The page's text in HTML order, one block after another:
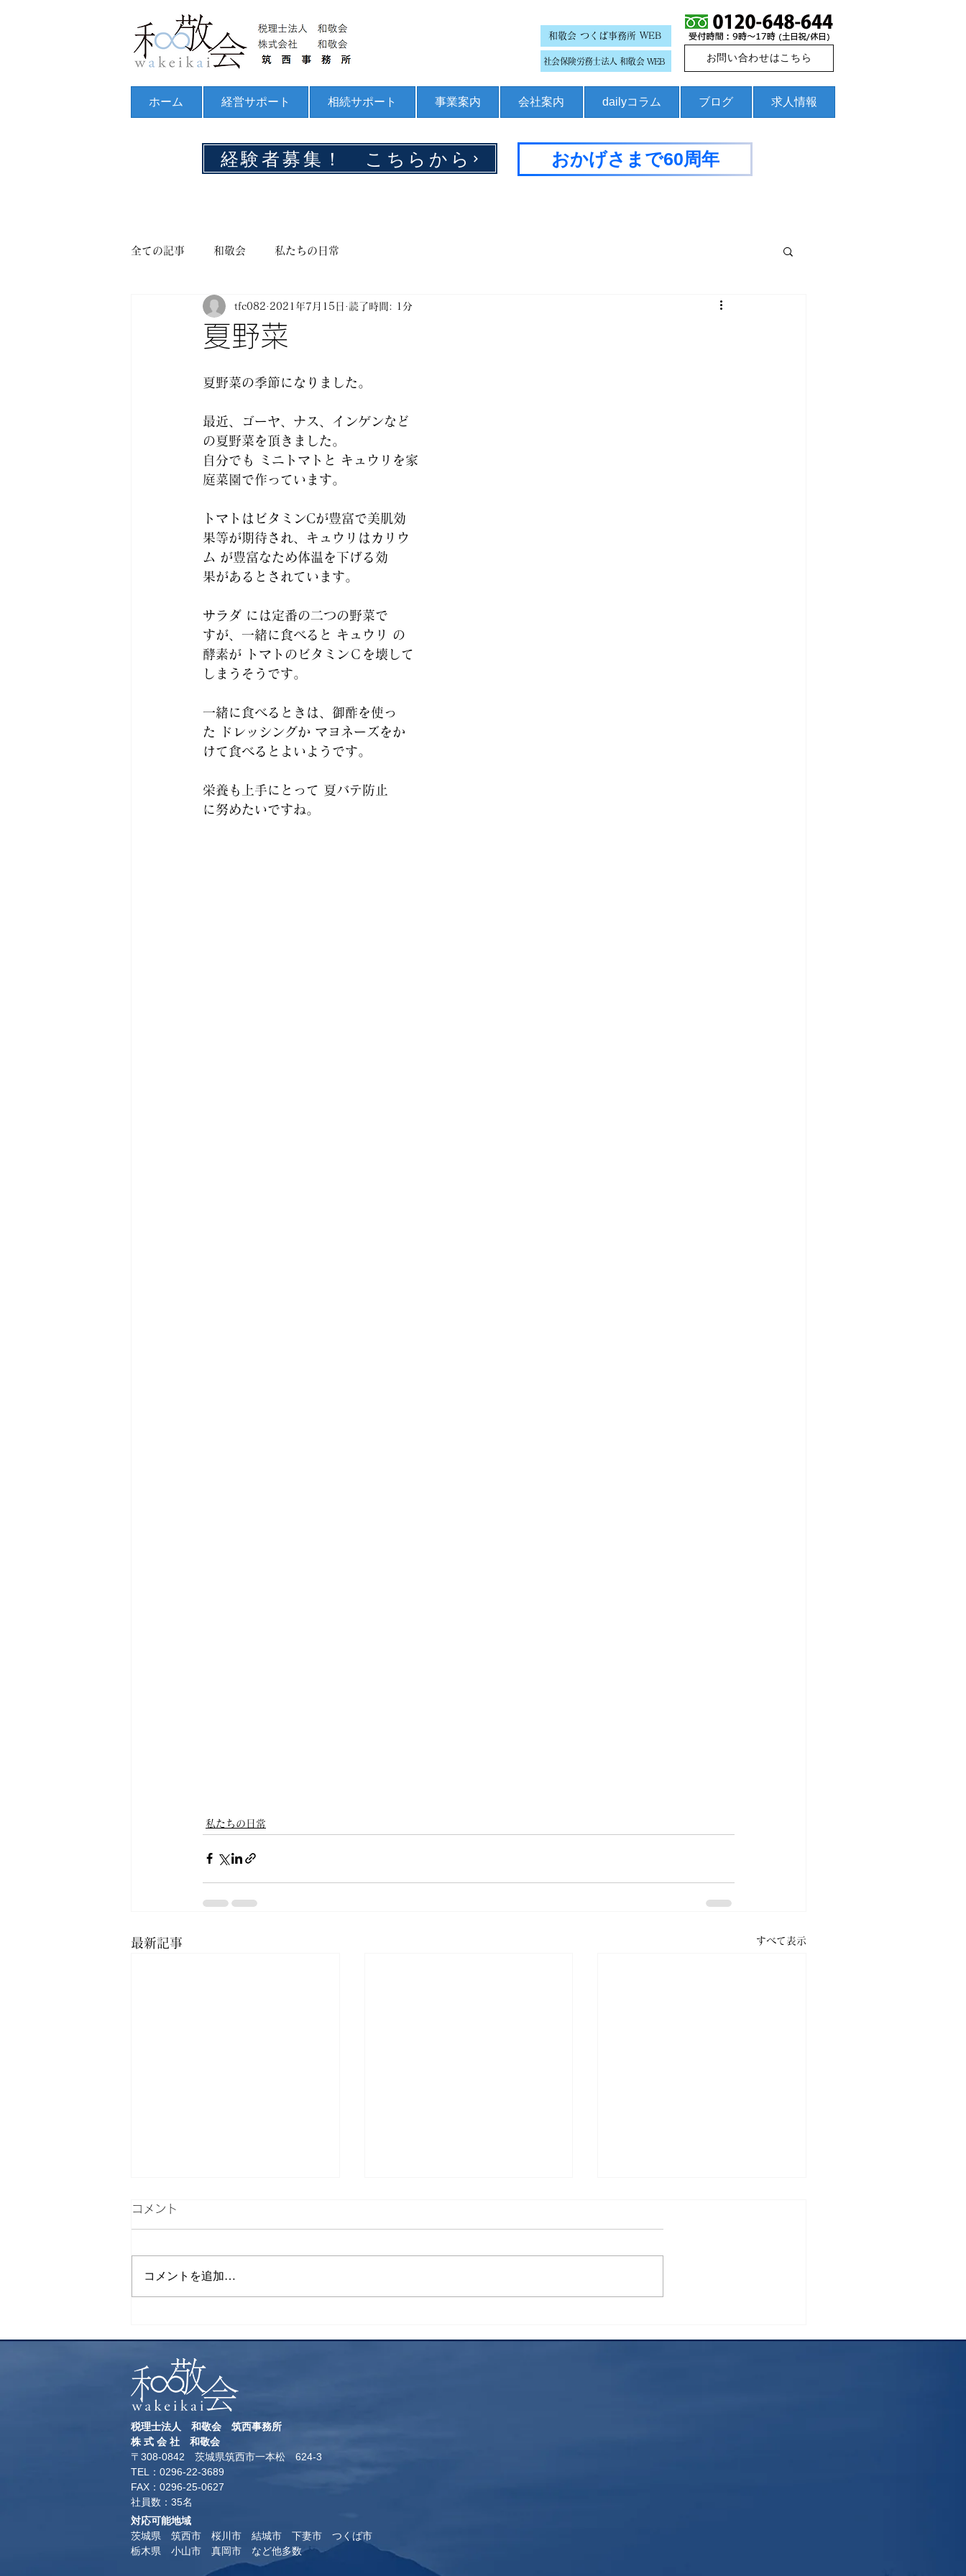
和敬会 つくば事務所 WEB
社会保険労務士法人 和敬会 WEB お問い合わせはこちら
ホーム 経営サポート 相続サポート 事業案内 会社案内 dailyコラム ブログ 求人情報
経験者募集！ こちらから おかげさまで60周年
全ての記事 和敬会 私たちの日常
夏野菜
tfc082 2021年7月15日 読了時間: 1分
夏野菜の季節になりました。
最近、ゴーヤ、ナス、インゲンなど
の夏野菜を頂きました。
自分でも ミニトマトと キュウリを家
庭菜園で作っています。
トマトはビタミンCが豊富で美肌効
果等が期待され、キュウリはカリウ
ム が豊富なため体温を下げる効
果があるとされています。
サラダ には定番の二つの野菜で
すが、一緒に食べると キュウリ の
酵素が トマトのビタミンＣを壊して
しまうそうです。
一緒に食べるときは、御酢を使っ
た ドレッシングか マヨネーズをか
けて食べるとよいようです。
栄養も上手にとって 夏バテ防止
に努めたいですね。
私たちの日常
最新記事 すべて表示
コメント
コメントを追加…
対応可能地域
茨城県 筑西市 桜川市 結城市 下妻市 つくば市
​栃木県 小山市 真岡市 など他多数
税理士法人 和敬会 筑西事務所
​株 式 会 社 和敬会
〒308-0842 茨城県筑西市一本松 624-3
TEL：0296-22-3689
​FAX：0296-25-0627
​社員数：35名​